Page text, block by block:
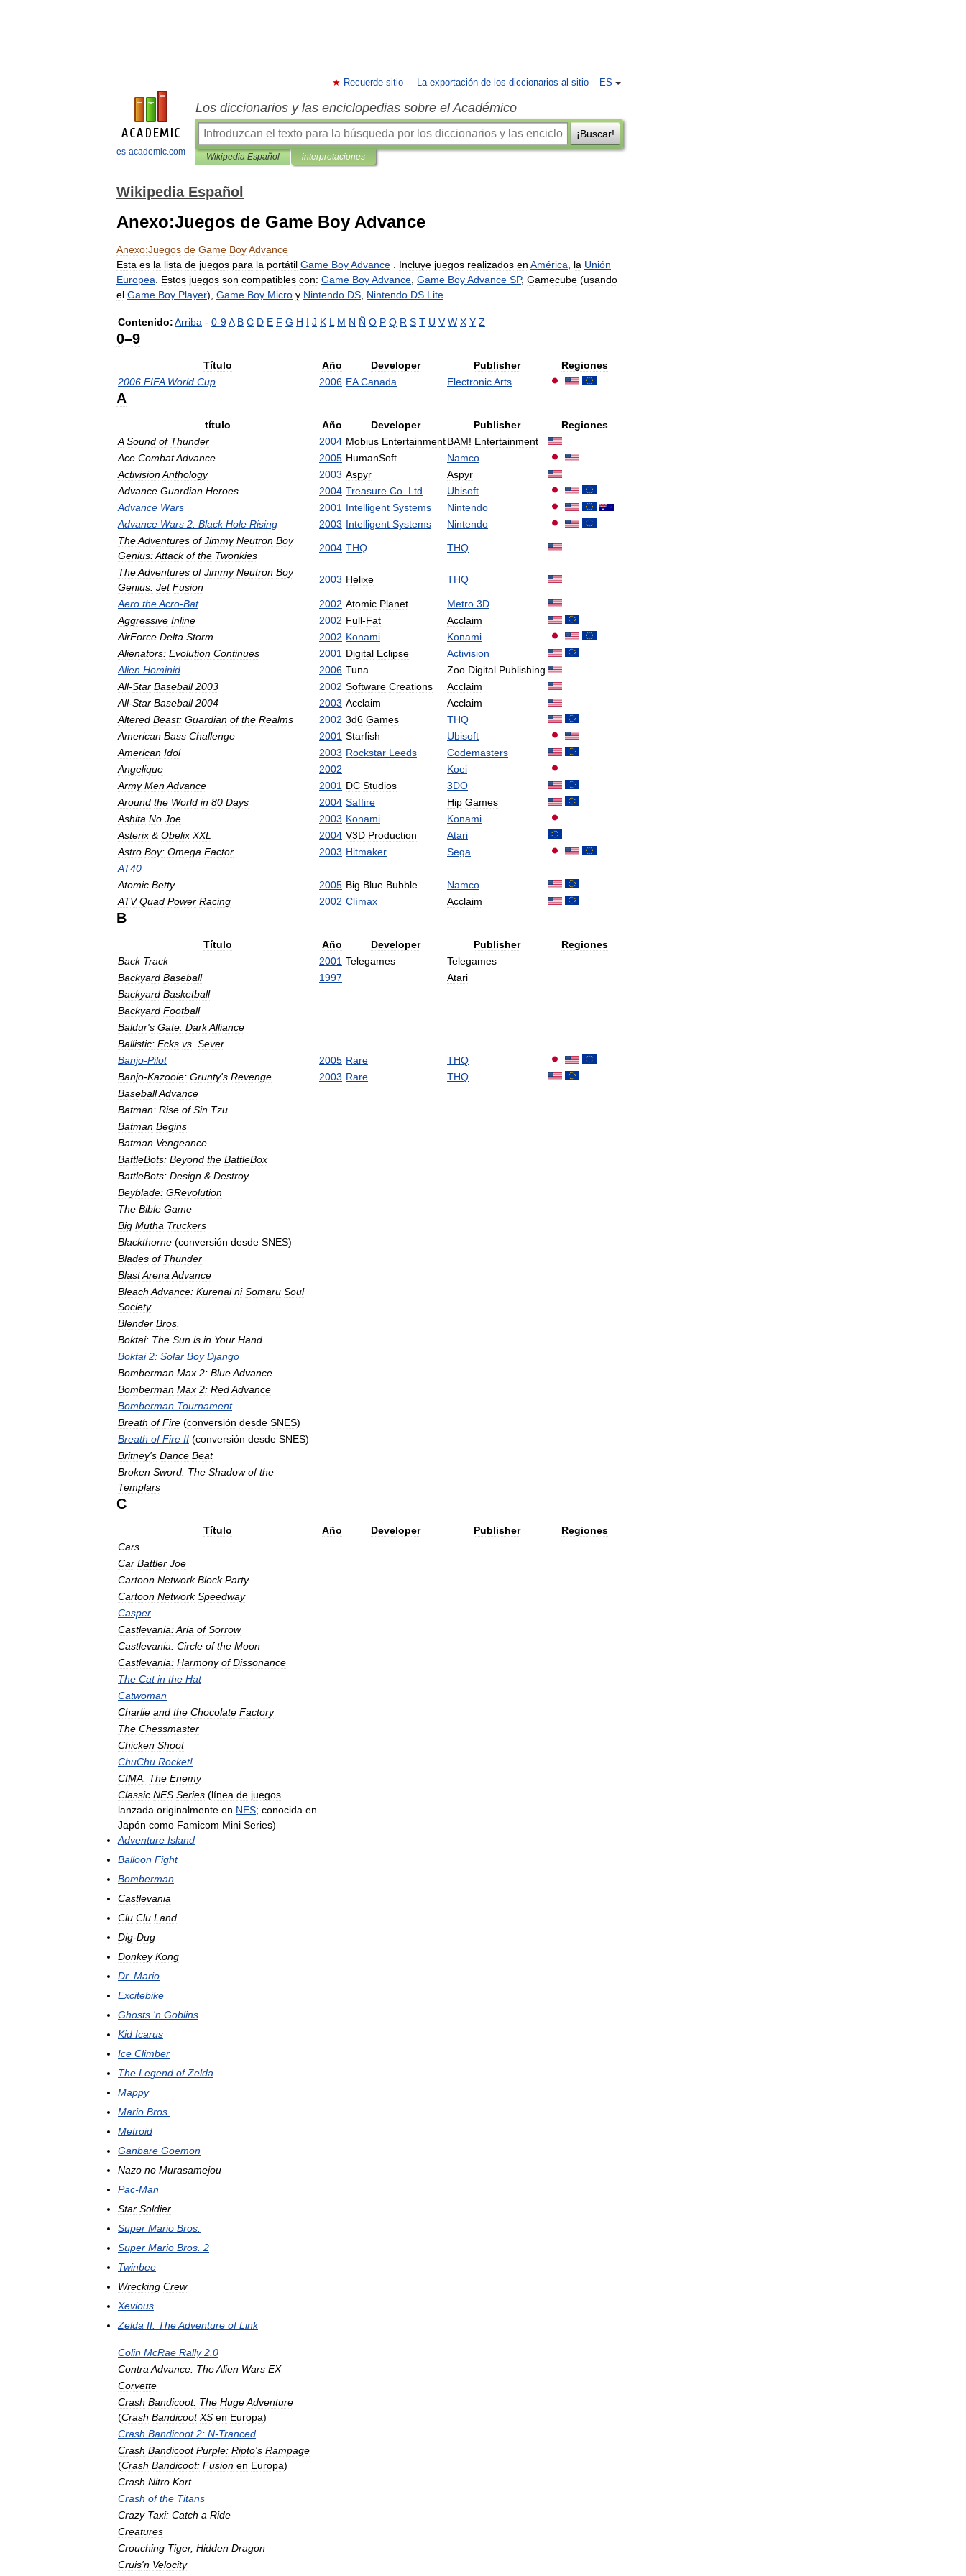
es-academic.com
ES
Recuerde sitio La exportación de los diccionarios al sitio
Los diccionarios y las enciclopedias sobre el Académico
¡Buscar!
Wikipedia Español interpretaciones
Wikipedia Español
Anexo:Juegos de Game Boy Advance
Anexo:Juegos de Game BoyAdvance
Esta es la lista de juegos para la portátil Game BoyAdvance Incluye juegos realizados en América la Unión
Europea
Estos juegos son compatibles con: Game BoyAdvance Game BoyAdvance SP, Gamecube (usando
el Game Boy Player), Game Boy Micro y Nintendo DS Nintendo DS Lite
Contenido:Arriba - 0-9A B C D E F G H I J K L M N Ñ O P Q R S T U V W X Y Z
0–9
Título Año Developer Publisher
Regiones
2006 FIFA World Cup 2006 EA Canada ElectronicArts
A
título Año Developer Publisher
Regiones
A Sound of Thunder 2004 Mobius EntertainmentBAM! Entertainment
Ace CombatAdvance 2005 HumanSoft
Namco
ActivisionAnthology 2003 Aspyr
Aspyr
Advance Guardian Heroes 2004 Treasure Co Ltd
Ubisoft
Advance Wars 2001 Intelligent Systems
Nintendo
Advance Wars 2: Black Hole Rising 2003 Intelligent Systems
Nintendo
TheAdventures of Jimmy Neutron Boy
Genius:Attack of the Twonkies
2004 THQ THQ
TheAdventures of Jimmy Neutron Boy
Genius: Jet Fusion
2003 Helixe THQ
Aero theAcro-Bat 2002 Atomic Planet Metro 3D
Aggressive Inline 2002 Full-Fat
Acclaim
AirForce Delta Storm 2002 Konami
Konami
Alienators: Evolution Continues 2001 Digital Eclipse
Activision
Alien Hominid 2006 Tuna Zoo Digital Publishing
All-Star Baseball 2003 2002 Software Creations
Acclaim
All-Star Baseball 2004 2003 Acclaim
Acclaim
Altered Beast: Guardian of the Realms 2002 3d6 Games
THQ
American Bass Challenge 2001 Starfish
Ubisoft
American Idol 2003 Rockstar Leeds
Codemasters
Angelique
2002
Koei
Army MenAdvance 2001 DC Studios
3DO
Around the World in 80 Days 2004 Saffire Hip Games
Ashita No Joe 2003 Konami
Konami
Asterix & Obelix XXL 2004 V3D Production
Atari
Astro Boy: Omega Factor 2003 Hitmaker
Sega
AT40
Atomic Betty 2005 Big Blue Bubble
Namco
ATV Quad Power Racing 2002 Clímax Acclaim
B
Título Año Developer Publisher
Regiones
Back Track 2001 Telegames
Telegames
Backyard Baseball 1997
Atari
Backyard Basketball
Backyard Football
Baldur's Gate: DarkAlliance
Ballistic: Ecks vs Sever
Banjo-Pilot 2005 Rare
THQ
Banjo-Kazooie: Grunty's Revenge 2003 Rare
THQ
BaseballAdvance
Batman: Rise of Sin Tzu
Batman Begins
Batman Vengeance
BattleBots: Beyond the BattleBox
BattleBots: Design & Destroy
Beyblade: GRevolution
The Bible Game
Big Mutha Truckers
Blackthorne (conversión desde SNES)
Blades of Thunder
BlastArena Advance
Bleach Advance: Kurenai ni Somaru Soul
Society
Blender Bros
Boktai: The Sun is in Your Hand
Boktai 2: Solar Boy Django
Bomberman Max 2: BlueAdvance
Bomberman Max 2: RedAdvance
Bomberman Tournament
Breath of Fire (conversión desde SNES)
Breath of Fire II (conversión desde SNES)
Britney's Dance Beat
Broken Sword: The Shadow of the
Templars
C
Título Año Developer Publisher
Regiones
Cars
Car Battler Joe
Cartoon Network Block Party
Cartoon Network Speedway
Casper
Castlevania:Aria of Sorrow
Castlevania: Circle of the Moon
Castlevania: Harmony of Dissonance
The Cat in the Hat
Catwoman
Charlie and the Chocolate Factory
The Chessmaster
Chicken Shoot
ChuChu Rocket!
CIMA: The Enemy
Classic NES Series (línea de juegos
lanzada originalmente en NES; conocida en
Japón como Famicom Mini Series)
Adventure Island
Balloon Fight
Bomberman
Castlevania
Clu Clu Land
Dig-Dug
Donkey Kong
Dr. Mario
Excitebike
Ghosts 'n Goblins
Kid Icarus
Ice Climber
The Legend of Zelda
Mappy
Mario Bros
Metroid
Ganbare Goemon
Nazo no Murasamejou
Pac-Man
Star Soldier
Super Mario Bros
Super Mario Bros 2
Twinbee
Wrecking Crew
Xevious
Zelda II: TheAdventure of Link
Colin McRae Rally 2 0
Contra Advance: TheAlien Wars EX
Corvette
Crash Bandicoot: The HugeAdventure
(Crash Bandicoot XS en Europa)
Crash Bandicoot 2: N-Tranced
Crash Bandicoot Purple: Ripto's Rampage
(Crash Bandicoot: Fusion en Europa)
Crash Nitro Kart
Crash of the Titans
Crazy Taxi: Catch a Ride
Creatures
Crouching Tiger, Hidden Dragon
Cruis'n Velocity